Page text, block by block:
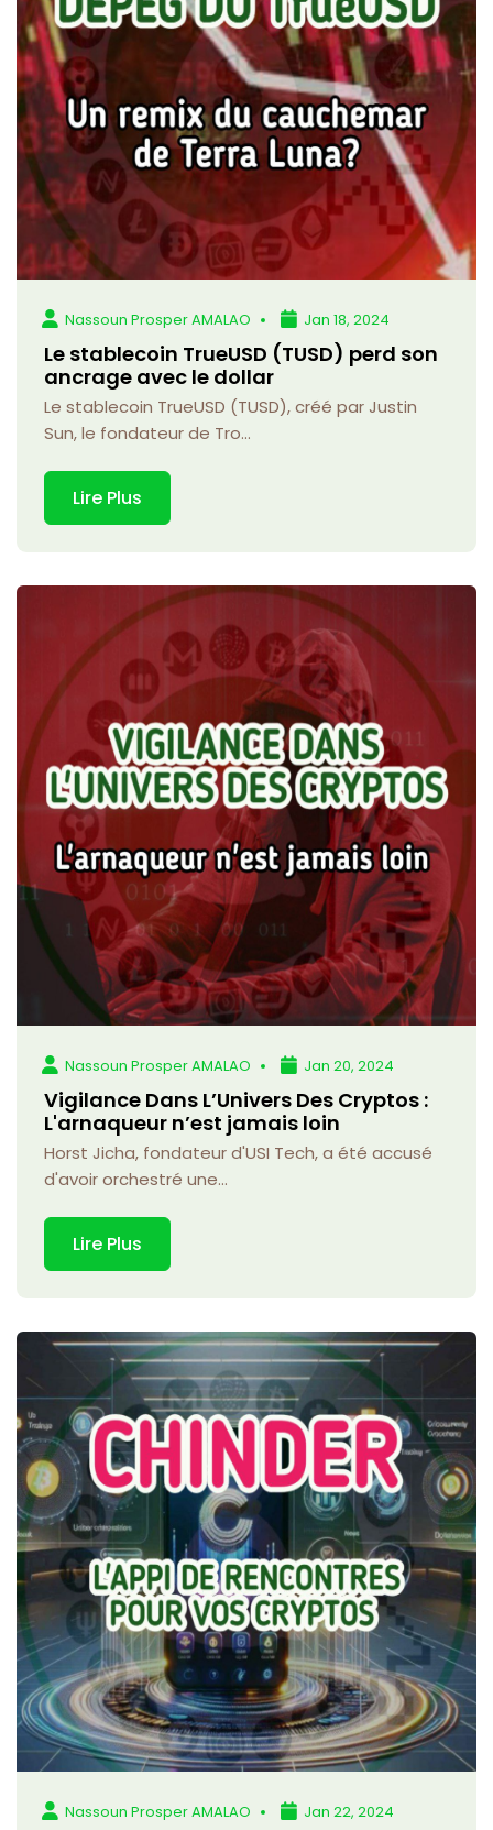
Nassoun Prosper AMALAO Jan 18, 2024
Le stablecoin TrueUSD (TUSD) perd son
ancrage avec le dollar
Le stablecoin TrueUSD (TUSD), créé par Justin
Sun, le fondateur de Tro...
Lire Plus
Nassoun Prosper AMALAO Jan 20, 2024
Vigilance Dans L’Univers Des Cryptos :
L'arnaqueur n’est jamais loin
Horst Jicha, fondateur d'USI Tech, a été accusé
d'avoir orchestré une...
Lire Plus
Nassoun Prosper AMALAO Jan 22, 2024